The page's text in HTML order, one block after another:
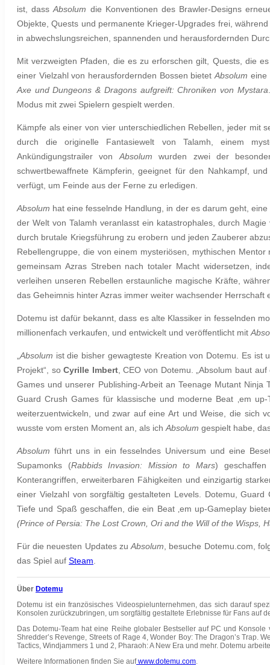
ist, dassAbsolum die Konventionen des Brawler-Designs
Objekte, Quests und permanente Krieger-Upgrades frei,
in abwechslungsreichen, spannenden und herausfordernden
Mit verzweigten Pfaden, die es zu erforschen gilt, Quests, die
einer Vielzahl von herausfordernden Bossen bietetAbsolum eine
Axe und Dungeons & Dragons aufgreift: Chroniken von Mystara
Modus mit zwei Spielern gespielt werden.
Kämpfe als einer von vier unterschiedlichen Rebellen, jeder mit
durch die originelle Fantasiewelt von Talamh, einem
Ankündigungstrailer von Absolum wurden zwei der
schwertbewaffnete Kämpferin, geeignet für den Nahkampf,
verfügt, um Feinde aus der Ferne zu erledigen.
Absolum hat eine fesselnde Handlung, in der es darum geht,
der Welt von Talamh veranlasst ein katastrophales, durch
durch brutale Kriegsführung zu erobern und jeden Zauberer
Rebellengruppe, die von einem mysteriösen, mythischen
gemeinsam Azras Streben nach totaler Macht widersetzen,
verleihen unseren Rebellen erstaunliche magische Kräfte,
das Geheimnis hinter Azras immer weiter wachsender Herrschaft
Dotemu ist dafür bekannt, dass es alte Klassiker in fesselnden
millionenfach verkaufen, und entwickelt und veröffentlicht mit
Absolum ist die bisher gewagteste Kreation von Dotemu. Es
Projekt“, soCyrille Imbert, CEO von Dotemu. „Absolum baut
Games und unserer Publishing-Arbeit an Teenage Mutant
Guard Crush Games für klassische und moderne Beat ‚em
weiterzuentwickeln, und zwar auf eine Art und Weise, die sich
wusste vom ersten Moment an, als ich Absolum gespielt habe,
Absolum führt uns in ein fesselndes Universum und eine
Supamonks (Rabbids Invasion: Mission to Mars) geschaffen
Konterangriffen, erweiterbaren Fähigkeiten und einzigartig
einer Vielzahl von sorgfältig gestalteten Levels. Dotemu,
Tiefe und Spaß geschaffen, die ein Beat ‚em up-Gameplay
(Prince of Persia: The Lost Crown, Ori and the Will of the Wisps,
Für die neuesten Updates zuAbsolum , besuche Dotemu.com,
das Spiel auf Steam
Über Dotemu
Dotemu ist ein französisches Videospielunternehmen, das sich darauf
Konsolen zurückzubringen, um sorgfältig gestaltete Erlebnisse für Fans auf
Das Dotemu-Team hat eine Reihe globaler Bestseller auf PC und
Shredder’s Revenge, Streets of Rage 4, Wonder Boy: The Dragon’s Trap.
Tactics, Windjammers 1 und 2, Pharaoh: A New Era und mehr. Dotemu
Weitere Informationen finden Sie aufwww.dotemu.com.